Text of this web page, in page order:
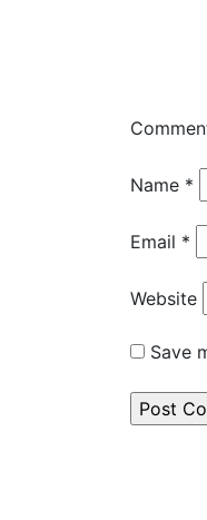
Name *
Email *
Website
Save